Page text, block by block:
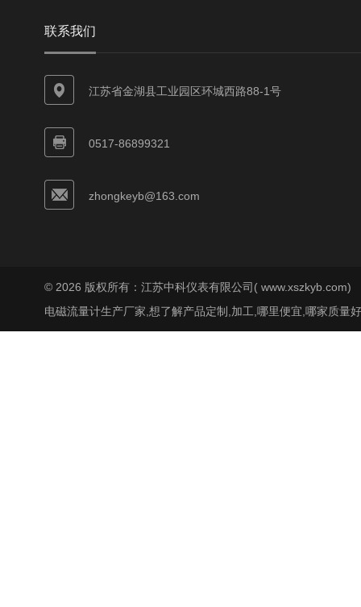
联系我们
江苏省金湖县工业园区环城西路88-1号
0517-86899321
zhongkeyb@163.com
© 2026 版权所有：江苏中科仪表有限公司( www.xszkyb.com)
电磁流量计生产厂家,想了解产品定制,加工,哪里便宜,哪家质量